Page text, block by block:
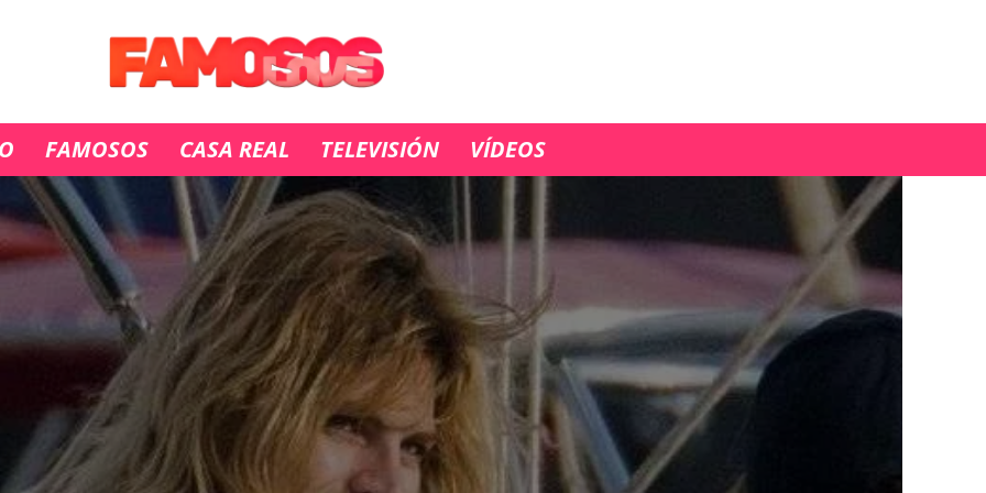
FAMOSOS CASA REAL TELEVISIÓN VÍDEOS